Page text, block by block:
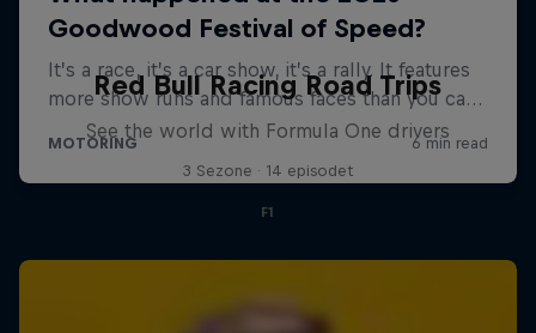
Red Bull Racing Road Trips
See the world with Formula One drivers
3 Sezone · 14 episodet
F1